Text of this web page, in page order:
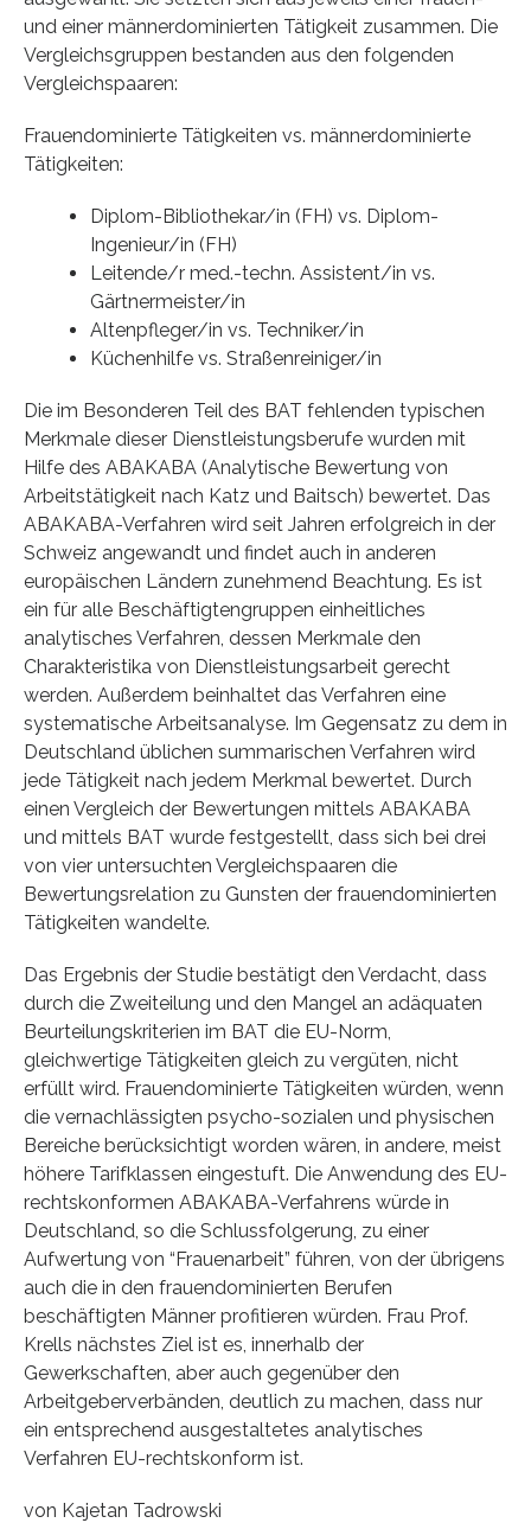
und einer männerdominierten Tätigkeit zusammen. Die
Vergleichsgruppen bestanden aus den folgenden
Vergleichspaaren:
Frauendominierte Tätigkeiten vs. männerdominierte
Tätigkeiten:
Diplom-Bibliothekar/in (FH) vs. Diplom-
Ingenieur/in (FH)
Leitende/r med.-techn. Assistent/in vs.
Gärtnermeister/in
Altenpfleger/in vs. Techniker/in
Küchenhilfe vs. Straßenreiniger/in
Die im Besonderen Teil des BAT fehlenden typischen
Merkmale dieser Dienstleistungsberufe wurden mit
Hilfe des ABAKABA (Analytische Bewertung von
Arbeitstätigkeit nach Katz und Baitsch) bewertet. Das
ABAKABA-Verfahren wird seit Jahren erfolgreich in der
Schweiz angewandt und findet auch in anderen
europäischen Ländern zunehmend Beachtung. Es ist
ein für alle Beschäftigtengruppen einheitliches
analytisches Verfahren, dessen Merkmale den
Charakteristika von Dienstleistungsarbeit gerecht
werden. Außerdem beinhaltet das Verfahren eine
systematische Arbeitsanalyse. Im Gegensatz zu dem in
Deutschland üblichen summarischen Verfahren wird
jede Tätigkeit nach jedem Merkmal bewertet. Durch
einen Vergleich der Bewertungen mittels ABAKABA
und mittels BAT wurde festgestellt, dass sich bei drei
von vier untersuchten Vergleichspaaren die
Bewertungsrelation zu Gunsten der frauendominierten
Tätigkeiten wandelte.
Das Ergebnis der Studie bestätigt den Verdacht, dass
durch die Zweiteilung und den Mangel an adäquaten
Beurteilungskriterien im BAT die EU-Norm,
gleichwertige Tätigkeiten gleich zu vergüten, nicht
erfüllt wird. Frauendominierte Tätigkeiten würden, wenn
die vernachlässigten psycho-sozialen und physischen
Bereiche berücksichtigt worden wären, in andere, meist
höhere Tarifklassen eingestuft. Die Anwendung des EU-
rechtskonformen ABAKABA-Verfahrens würde in
Deutschland, so die Schlussfolgerung, zu einer
Aufwertung von “Frauenarbeit” führen, von der übrigens
auch die in den frauendominierten Berufen
beschäftigten Männer profitieren würden. Frau Prof.
Krells nächstes Ziel ist es, innerhalb der
Gewerkschaften, aber auch gegenüber den
Arbeitgeberverbänden, deutlich zu machen, dass nur
ein entsprechend ausgestaltetes analytisches
Verfahren EU-rechtskonform ist.
von Kajetan Tadrowski